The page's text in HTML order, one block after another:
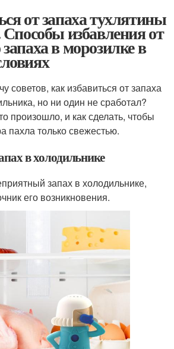
от запаха тухлятины
избавления от
в морозилке в
советов, как избавиться от запаха
но ни один не сработал?
произошло, и как сделать, чтобы
пахла только свежестью.
в холодильнике
запах в холодильнике,
его возникновения.